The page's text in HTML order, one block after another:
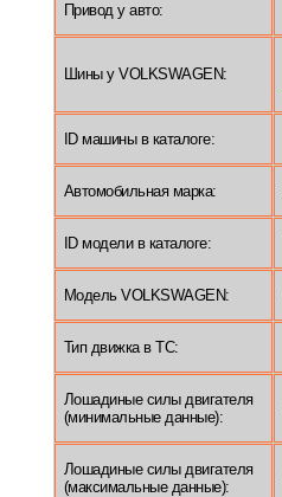
Привод у авто:
Шины у VOLKSWAGEN:
ID машины в каталоге:
Автомобильная марка:
ID модели в каталоге:
Модель VOLKSWAGEN:
Тип движка в ТС:
Лошадиные силы двигателя
(минимальные данные):
Лошадиные силы двигателя
(максимальные данные):